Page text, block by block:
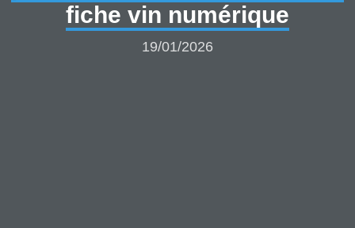
fiche vin numérique
19/01/2026